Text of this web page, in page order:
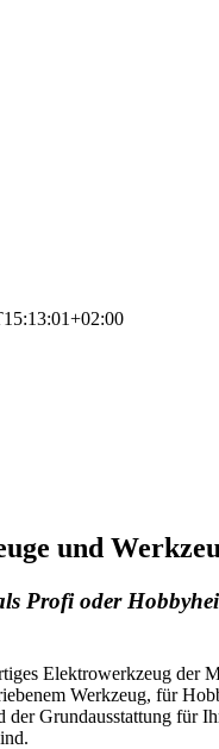
und
Profi oder
Elektrowerkzeug der
Werkzeug, für
Grundausstattung für